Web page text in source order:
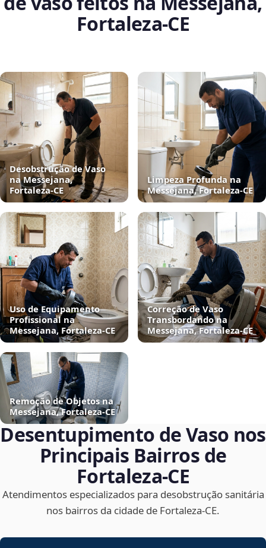
Fortaleza‑CE
Desobstrução de Vaso
na Messejana,
Fortaleza‑CE
Limpeza Profunda na
Messejana, Fortaleza‑CE
Uso de Equipamento
Profissional na
Messejana, Fortaleza‑CE
Correção de Vaso
Transbordando na
Messejana, Fortaleza‑CE
Remoção de Objetos na
Messejana, Fortaleza‑CE
Desentupimento de Vaso nos
Principais Bairros de
Fortaleza‑CE
Atendimentos especializados para desobstrução sanitária
nos bairros da cidade de Fortaleza‑CE.